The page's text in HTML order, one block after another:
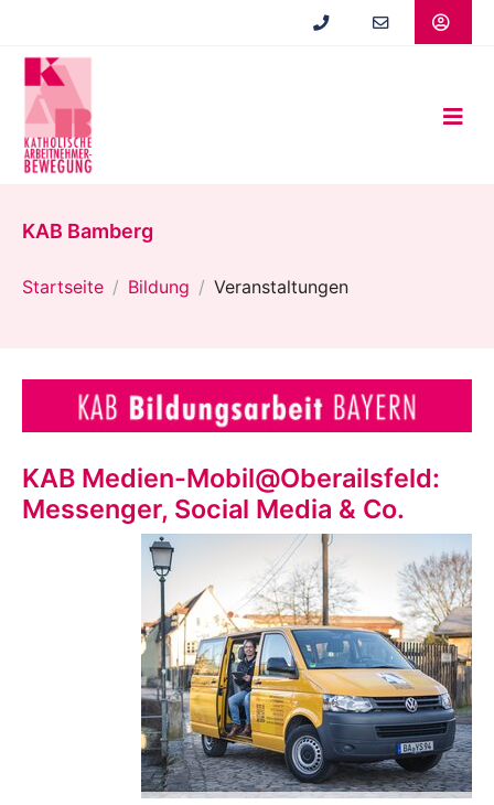
springen
KAB Bamberg
Startseite Bildung Veranstaltungen
KAB Medien-Mobil@Oberailsfeld:
Messenger, Social Media & Co.